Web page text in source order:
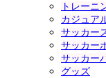
トレーニ
カジュア
サッカー
サッカー
サッカー
グッズ